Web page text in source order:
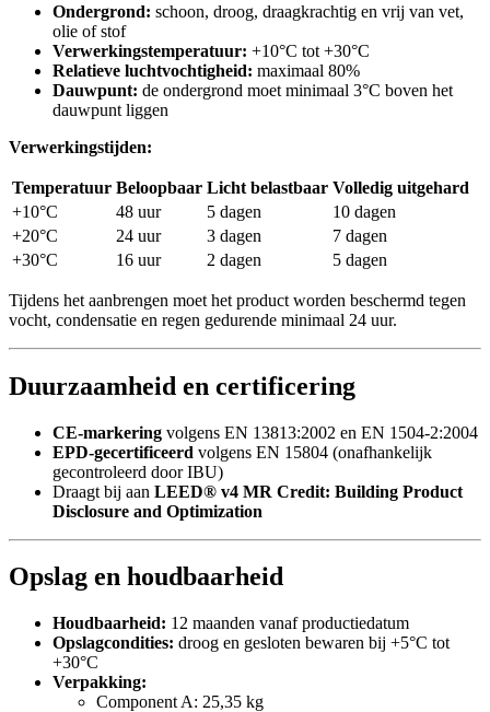
Ondergrond: schoon, droog, draagkrachtig en vrij van vet,
olie of stof
Verwerkingstemperatuur: +10°C tot +30°C
Relatieve luchtvochtigheid: maximaal 80%
Dauwpunt: de ondergrond moet minimaal 3°C boven het
dauwpunt liggen
Verwerkingstijden:
Temperatuur Beloopbaar Licht belastbaar Volledig uitgehard
+10°C
48 uur 5 dagen
10 dagen
+20°C
24 uur 3 dagen
7 dagen
+30°C
16 uur 2 dagen 5 dagen
Tijdens het aanbrengen moet het product worden beschermd tegen
vocht, condensatie en regen gedurende minimaal 24 uur.
Duurzaamheid en certificering
CE-markering volgens EN 13813:2002 en EN 1504-2:2004
EPD-gecertificeerd volgens EN 15804 (onafhankelijk
gecontroleerd door IBU)
Draagt bij aan LEED® v4 MR Credit: Building Product
Disclosure and Optimization
Opslag en houdbaarheid
Houdbaarheid: 12 maanden vanaf productiedatum
Opslagcondities: droog en gesloten bewaren bij +5°C tot
+30°C
Verpakking:
Component A: 25,35 kg